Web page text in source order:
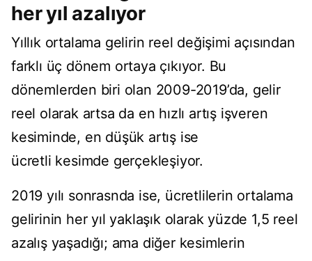
her yıl azalıyor
Yıllık ortalama gelirin reel değişimi açısından
farklı üç dönem ortaya çıkıyor. Bu
dönemlerden biri olan 2009-2019’da, gelir
reel olarak artsa da en hızlı artış işveren
kesiminde, en düşük artış ise
ücretli kesimde gerçekleşiyor.
2019 yılı sonrasnda ise, ücretlilerin ortalama
gelirinin her yıl yaklaşık olarak yüzde 1,5 reel
azalış yaşadığı; ama diğer kesimlerin